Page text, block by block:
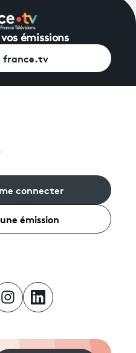
émissions
france.tv
connecter
émission